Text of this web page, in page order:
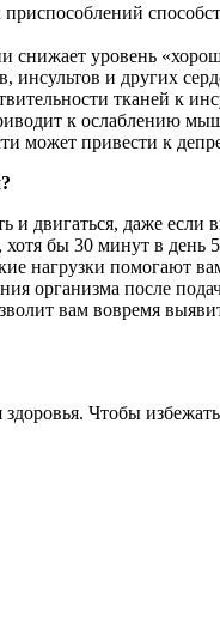
снижает уровень
инсультов и других
тканей к
к ослаблению
может привести к
и двигаться, даже если
бы 30 минут в
нагрузки помогают
организма после
вам вовремя
Чтобы